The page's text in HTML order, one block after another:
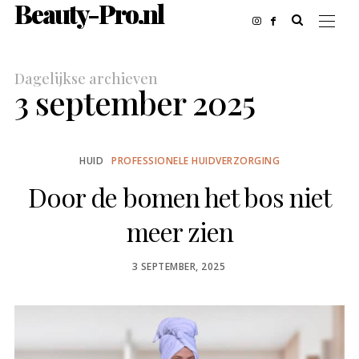
Beauty-Pro.nl
Dagelijkse archieven
3 september 2025
HUID PROFESSIONELE HUIDVERZORGING
Door de bomen het bos niet
meer zien
POSTED
3 SEPTEMBER, 2025